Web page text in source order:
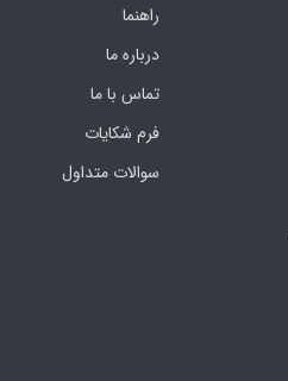
راهنما
درباره ما
تماس با ما
فرم‌ شکایات
سوالات متداول